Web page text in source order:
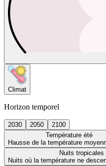
Climat
Horizon temporel
2030 2050
2100
Température été
Hausse de la température
Nuits tropicales
Nuits où la température ne